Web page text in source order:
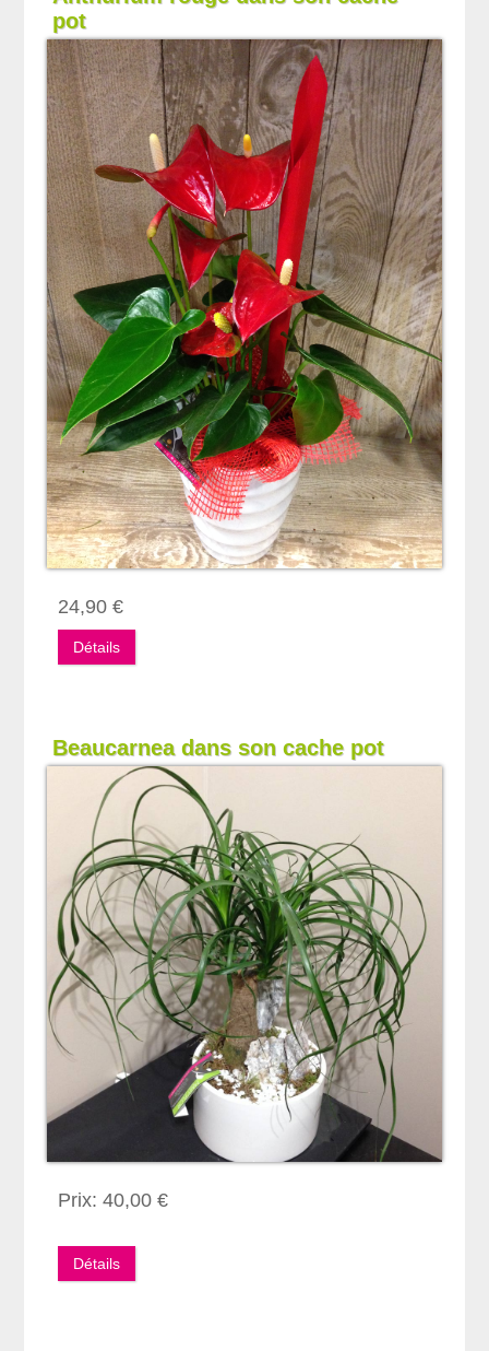
pot
24,90 €
Détails
Beaucarnea dans son cache pot
Prix: 40,00 €
Détails